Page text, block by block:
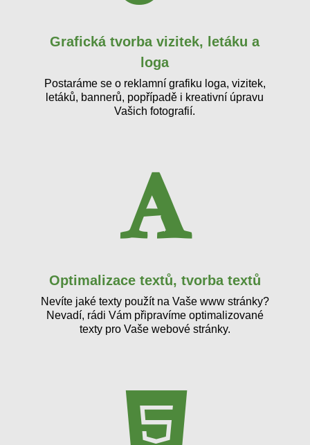
Grafická tvorba vizitek, letáku a
loga
Postaráme se o reklamní grafiku loga, vizitek,
letáků, bannerů, popřípadě i kreativní úpravu
Vašich fotografií.
Optimalizace textů, tvorba textů
Nevíte jaké texty použít na Vaše www stránky?
Nevadí, rádi Vám připravíme optimalizované
texty pro Vaše webové stránky.